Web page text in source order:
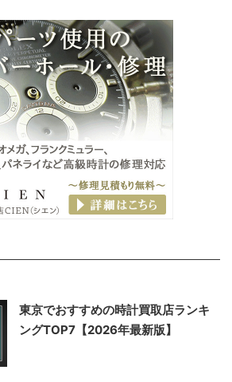
東京でおすすめの時計買取店ランキ
ングTOP7【2026年最新版】